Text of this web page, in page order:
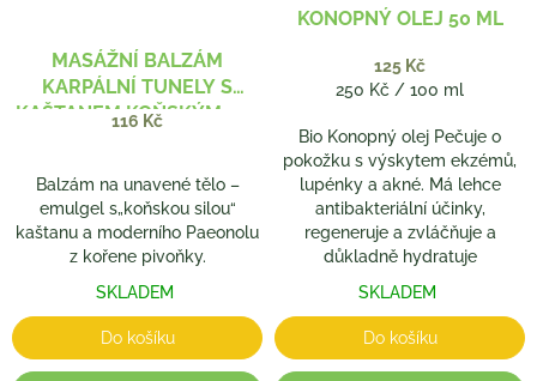
MASÁŽNÍ BALZÁM
KARPÁLNÍ TUNELY S
KAŠTANEM KOŇSKÝM 100
116 Kč
Balzám na unavené tělo –
emulgel s„koňskou silou“
kaštanu a moderního Paeonolu
z kořene pivoňky.
SKLADEM
Do košíku
KONOPNÝ OLEJ 50 ML
125 Kč
Měrná
250 Kč / 100 ml
Bio Konopný olej Pečuje o
pokožku s výskytem ekzémů,
lupénky a akné. Má lehce
antibakteriální účinky,
regeneruje a zvláčňuje a
důkladně hydratuje
SKLADEM
Do košíku